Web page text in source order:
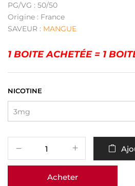
PG/VG : 50/50
Origine : France
SAVEUR : MANGUE
1 BOITE ACHETÉE = 1
NICOTINE
Acheter